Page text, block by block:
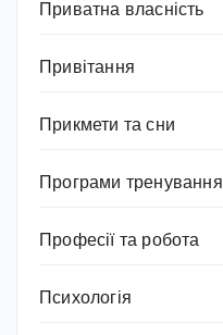
Приватна власність
Привітання
Прикмети та сни
Програми тренування
Професії та робота
Психологія